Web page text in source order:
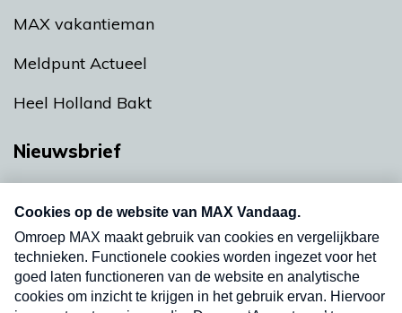
MAX vakantieman
Meldpunt Actueel
Heel Holland Bakt
Nieuwsbrief
nieuwsbrief. Elke vrijdag- en dinsdagochtend in
uw mailbox.
Verzend